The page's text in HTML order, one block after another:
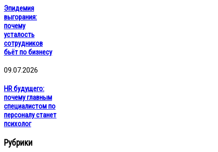
Эпидемия
выгорания:
почему
усталость
сотрудников
бьёт по бизнесу
09.07.2026
HR будущего:
почему главным
специалистом по
персоналу станет
психолог
Рубрики